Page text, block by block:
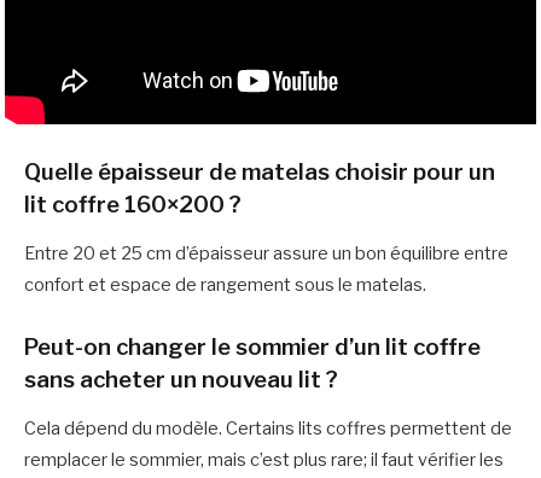
Quelle épaisseur de matelas choisir pour un
lit coffre 160×200 ?
Entre 20 et 25 cm d’épaisseur assure un bon équilibre entre
confort et espace de rangement sous le matelas.
Peut-on changer le sommier d’un lit coffre
sans acheter un nouveau lit ?
Cela dépend du modèle. Certains lits coffres permettent de
remplacer le sommier, mais c’est plus rare; il faut vérifier les